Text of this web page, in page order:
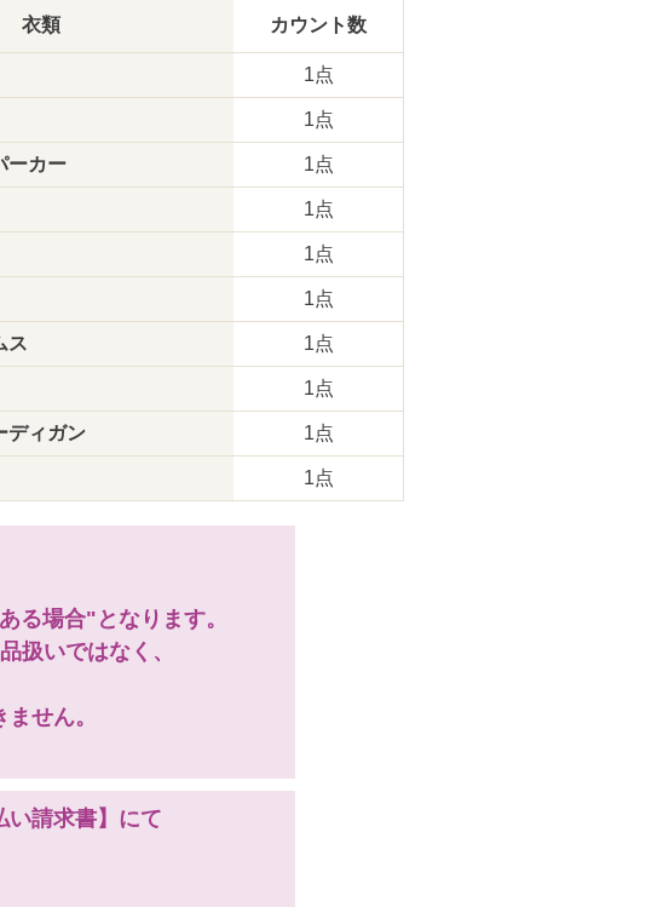
衣類 カウント数
1点
1点
ーカー 1点
1点
1点
1点
ス 1点
1点
ディガン 1点
1点
る場合"となります。
扱いではなく、
せん。
い請求書】にて